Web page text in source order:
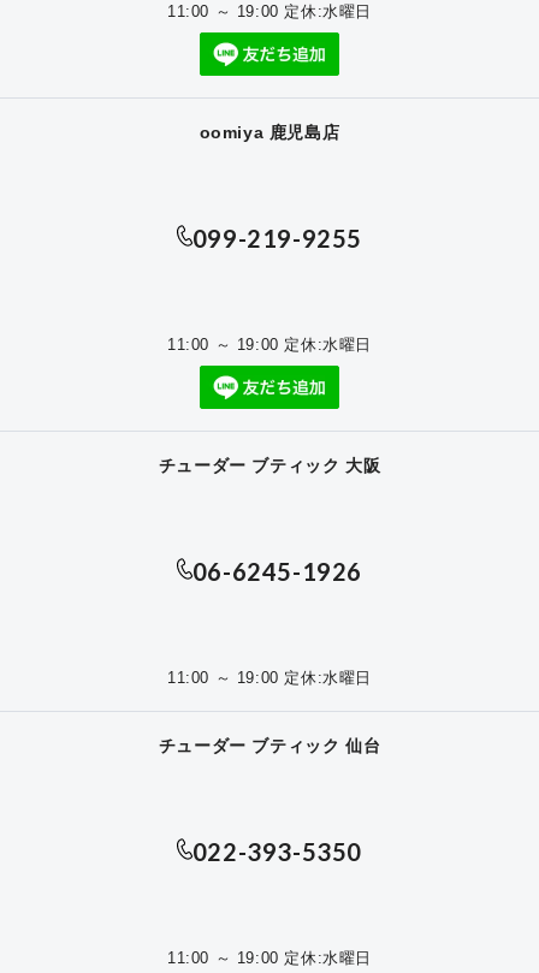
11:00 ～ 19:00 定休:水曜日
oomiya 鹿児島店
099-219-9255
11:00 ～ 19:00 定休:水曜日
チューダー ブティック 大阪
06-6245-1926
11:00 ～ 19:00 定休:水曜日
チューダー ブティック 仙台
022-393-5350
11:00 ～ 19:00 定休:水曜日